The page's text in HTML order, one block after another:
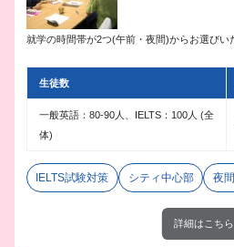
就学の時間帯が2つ(午前・夜間)からお選びい
生徒数
一般英語：80-90人、IELTS：100人 (全
体)
IELTS試験対策 シティ中心部 夜
詳細はこちら